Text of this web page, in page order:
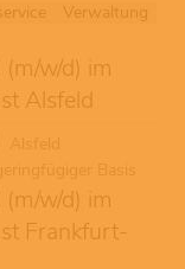
Verwaltung
w/d) im
Alsfeld
w/d) im
Frankfurt-